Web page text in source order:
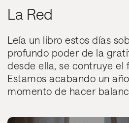
La Red
Leía un libro estos días
profundo poder de la
desde ella, se contruye el
Estamos acabando un
momento de hacer